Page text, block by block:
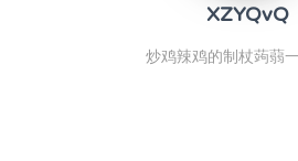
XZYQvQ
炒鸡辣鸡的制杖蒟蒻